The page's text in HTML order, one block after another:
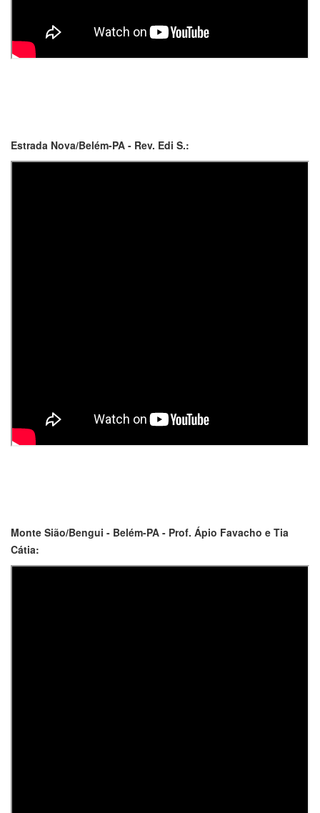
Estrada Nova/Belém-PA - Rev. Edi S.:
Monte Sião/Bengui - Belém-PA - Prof. Ápio Favacho e Tia
Cátia: